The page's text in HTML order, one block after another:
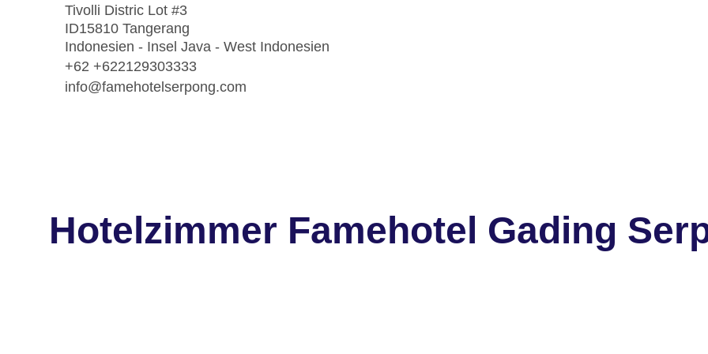
Tivolli Distric Lot #3
ID15810 Tangerang
Indonesien - Insel Java - West Indonesien
+62 +622129303333
info@famehotelserpong.com
Hotelzimmer Famehotel Gading